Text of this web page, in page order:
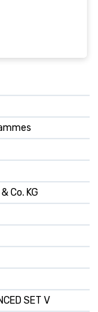
Co. KG
SET V